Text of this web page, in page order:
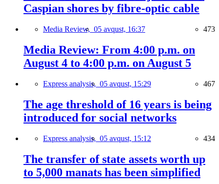
Caspian shores by fibre-optic cable
Media Review, 05 avqust, 16:37 473
Media Review: From 4:00 p.m. on
August 4 to 4:00 p.m. on August 5
Express analysis, 05 avqust, 15:29 467
The age threshold of 16 years is being
introduced for social networks
Express analysis, 05 avqust, 15:12 434
The transfer of state assets worth up
to 5,000 manats has been simplified